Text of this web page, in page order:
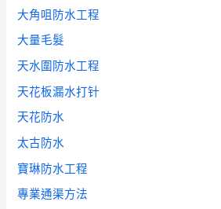
大角咀防水工程
大量毛髮
天水圍防水工程
天花板漏水打针
天花防水
太古防水
寶琳防水工程
專業通渠方法